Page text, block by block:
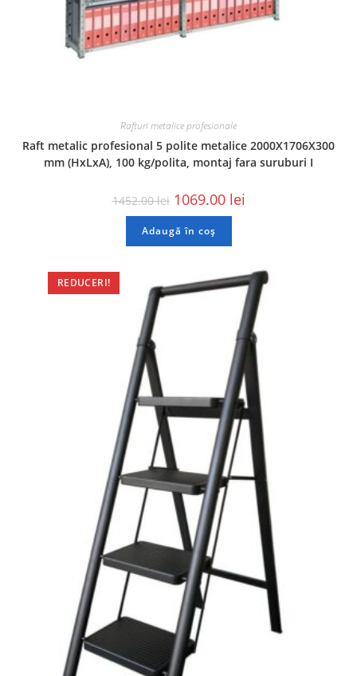
Rafturi metalice profesionale
Raft metalic profesional 5 polite metalice 2000X1706X300
mm (HxLxA), 100 kg/polita, montaj fara suruburi I
1452.00lei 1069.00 lei
Adaugă în coș
REDUCERI!